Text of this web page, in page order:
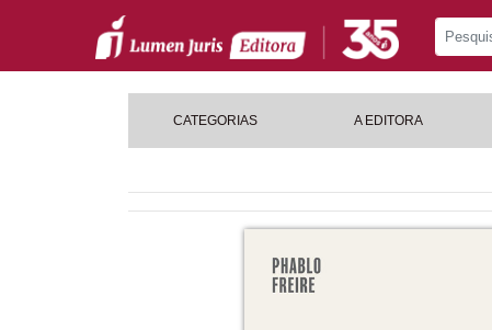
CATEGORIAS A EDITORA